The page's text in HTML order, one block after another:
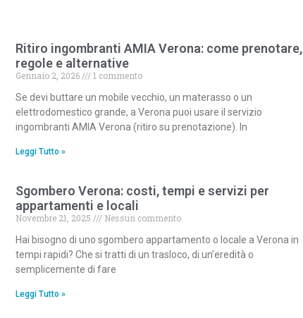
Ritiro ingombranti AMIA Verona: come prenotare,
regole e alternative
Gennaio 2, 2026
1 commento
Se devi buttare un mobile vecchio, un materasso o un
elettrodomestico grande, a Verona puoi usare il servizio
ingombranti AMIA Verona (ritiro su prenotazione). In
Leggi Tutto »
Sgombero Verona: costi, tempi e servizi per
appartamenti e locali
Novembre 21, 2025
Nessun commento
Hai bisogno di uno sgombero appartamento o locale a Verona in
tempi rapidi? Che si tratti di un trasloco, di un’eredità o
semplicemente di fare
Leggi Tutto »